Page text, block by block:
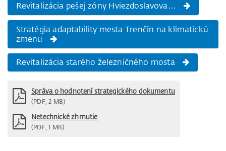
Revitalizácia pešej zóny Hviezdoslavova…
Stratégia adaptability mesta Trenčín na klimatickú
zmenu
Revitalizácia starého železničného mosta
Správa o hodnotení strategického dokumentu
(PDF, 2 MB)
Netechnické zhrnutie
(PDF, 1 MB)